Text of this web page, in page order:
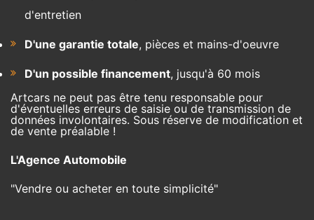
d'entretien
D'une garantie totale, pièces et mains-d'oeuvre
D'un possible financement, jusqu'à 60 mois
Artcars ne peut pas être tenu responsable pour
d'éventuelles erreurs de saisie ou de transmission de
données involontaires. Sous réserve de modification et
de vente préalable !
L'Agence Automobile
"Vendre ou acheter en toute simplicité"